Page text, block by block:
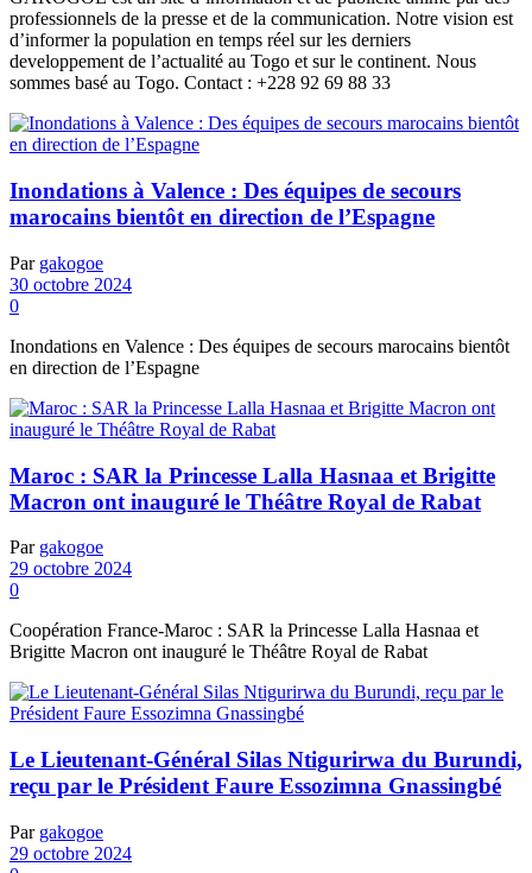
professionnels de la presse et de la communication. Notre vision est
d’informer la population en temps réel sur les derniers
developpement de l’actualité au Togo et sur le continent. Nous
sommes basé au Togo. Contact : +228 92 69 88 33
Inondations à Valence : Des équipes de secours
marocains bientôt en direction de l’Espagne
Par gakogoe
30 octobre 2024
0
Inondations en Valence : Des équipes de secours marocains bientôt
en direction de l’Espagne
Maroc : SAR la Princesse Lalla Hasnaa et Brigitte
Macron ont inauguré le Théâtre Royal de Rabat
Par gakogoe
29 octobre 2024
0
Coopération France-Maroc : SAR la Princesse Lalla Hasnaa et
Brigitte Macron ont inauguré le Théâtre Royal de Rabat
Le Lieutenant-Général Silas Ntigurirwa du Burundi,
reçu par le Président Faure Essozimna Gnassingbé
Par gakogoe
29 octobre 2024